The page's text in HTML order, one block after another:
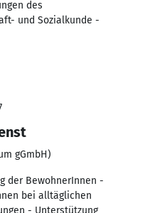
des
und Sozialkunde -
gGmbH)
der BewohnerInnen -
bei alltäglichen
- Unterstützung